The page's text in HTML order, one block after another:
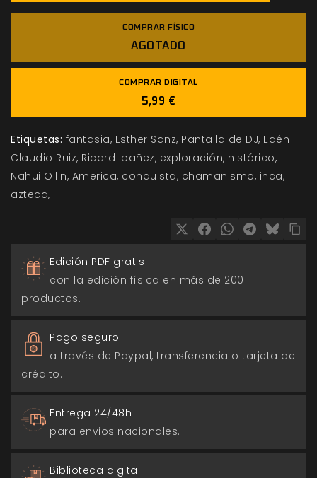
COMPRAR FÍSICO
AGOTADO
COMPRAR DIGITAL
5,99 €
Etiquetas: fantasia Esther Sanz Pantalla de DJ Edén
Claudio Ruiz Ricard Ibañez exploración histórico
Nahui Ollin America conquista chamanismo inca
azteca
Edición PDF gratis
con la edición física en más de 200
productos.
Pago seguro
a través de Paypal, transferencia o tarjeta de
crédito.
Entrega 24/48h
para envios nacionales.
Biblioteca digital